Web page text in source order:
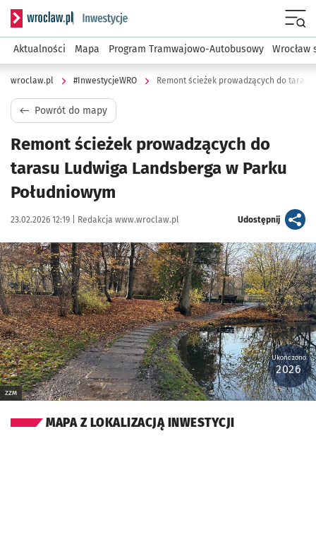
Serwis informacyjny wroclaw.pl podserwis:
Aktualności Mapa Program Tramwajowo-Autobusowy Wrocław
wroclaw.pl #InwestycjeWRO
Powrót do mapy
Remont ścieżek prowadzących do
tarasu Ludwiga Landsberga w Parku
Południowym
Data publikacji:
23.02.2026 12:19 | Autor:
Redakcja www.wroclaw.pl Udostępnijartykuł
Kliknij, aby powiększyć
ZZM
Ukończono:
2026
MAPA Z LOKALIZACJĄ INWESTYCJI